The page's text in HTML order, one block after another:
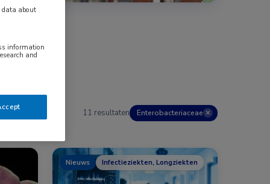
11 resultaten Enterobacteriaceae ✕
Nieuws Infectieziekten, Longziekten
data about
information
and